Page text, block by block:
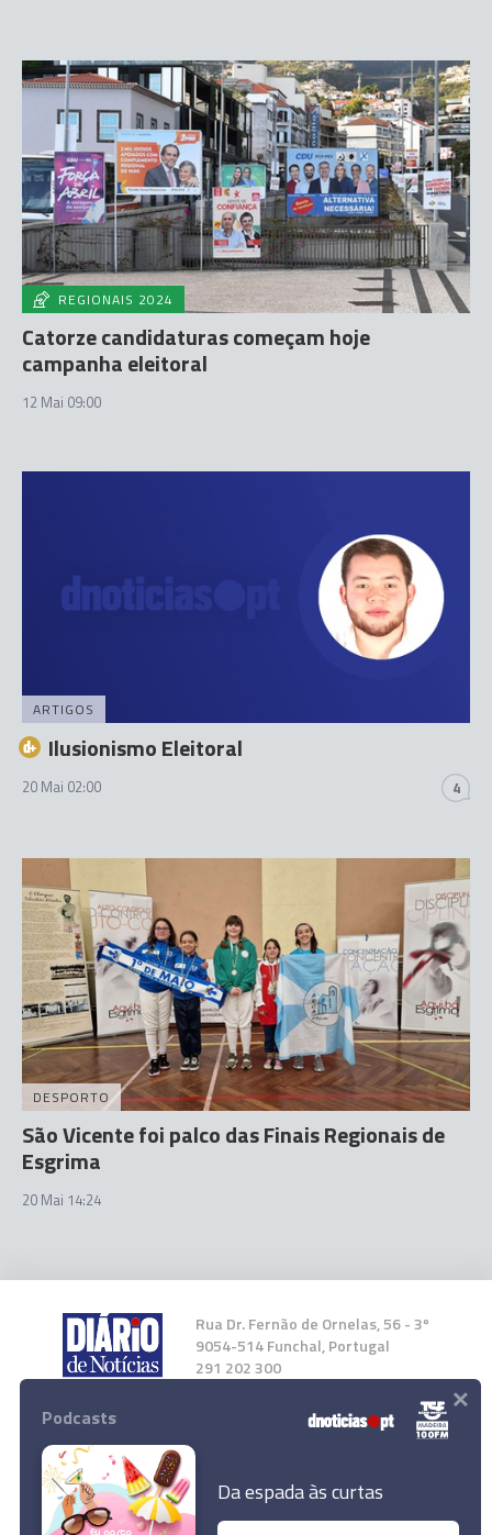
REGIONAIS 2024
Catorze candidaturas começam hoje
campanha eleitoral
12 Mai 09:00
ARTIGOS
Ilusionismo Eleitoral
20 Mai 02:00 4
DESPORTO
São Vicente foi palco das Finais Regionais de
Esgrima
20 Mai 14:24
Rua Dr. Fernão de Ornelas, 56 - 3º
9054-514 Funchal, Portugal
291 202 300
Instale a nossa App
Podcasts
Da espada às curtas
×